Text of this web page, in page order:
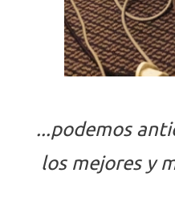
...podemos
los mejores y